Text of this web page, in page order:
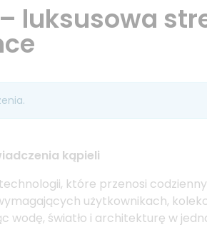
luksusowa
kąpieli
które przenosi
użytkownikach,
wodę, światło i architekturę w